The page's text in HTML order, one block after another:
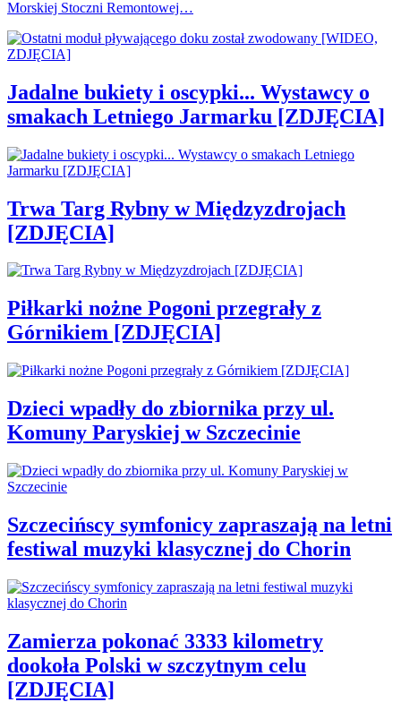
Morskiej Stoczni Remontowej…
Jadalne bukiety i oscypki... Wystawcy o
smakach Letniego Jarmarku [ZDJĘCIA]
Trwa Targ Rybny w Międzyzdrojach
[ZDJĘCIA]
Piłkarki nożne Pogoni przegrały z
Górnikiem [ZDJĘCIA]
Dzieci wpadły do zbiornika przy ul.
Komuny Paryskiej w Szczecinie
Szczecińscy symfonicy zapraszają na letni
festiwal muzyki klasycznej do Chorin
Zamierza pokonać 3333 kilometry
dookoła Polski w szczytnym celu
[ZDJĘCIA]